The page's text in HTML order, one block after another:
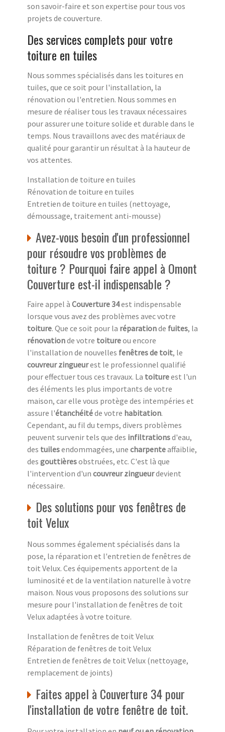
son savoir-faire et son expertise pour tous vos
projets de couverture.
Des services complets pour votre
toiture en tuiles
Nous sommes spécialisés dans les toitures en
tuiles, que ce soit pour l'installation, la
rénovation ou l'entretien. Nous sommes en
mesure de réaliser tous les travaux nécessaires
pour assurer une toiture solide et durable dans le
temps. Nous travaillons avec des matériaux de
qualité pour garantir un résultat à la hauteur de
vos attentes.
Installation de toiture en tuiles
Rénovation de toiture en tuiles
Entretien de toiture en tuiles (nettoyage,
démoussage, traitement anti-mousse)
Avez-vous besoin d'un professionnel
pour résoudre vos problèmes de
toiture ? Pourquoi faire appel à Omont
Couverture est-il indispensable ?
Faire appel à Couverture 34est indispensable
lorsque vous avez des problèmes avec votre
toiture. Que ce soit pour la réparationde fuites, la
rénovationde votre toitureou encore
l'installation de nouvelles fenêtres de toit, le
couvreur zingueurest le professionnel qualifié
pour effectuer tous ces travaux. La toitureest l'un
des éléments les plus importants de votre
maison, car elle vous protège des intempéries et
assure l'étanchéitéde votre habitation.
Cependant, au fil du temps, divers problèmes
peuvent survenir tels que des infiltrationsd'eau,
des tuilesendommagées, une charpenteaffaiblie,
des gouttièresobstruées, etc. C'est là que
l'intervention d'un couvreur zingueurdevient
nécessaire.
Des solutions pour vos fenêtres de
toit Velux
Nous sommes également spécialisés dans la
pose, la réparation et l'entretien de fenêtres de
toit Velux. Ces équipements apportent de la
luminosité et de la ventilation naturelle à votre
maison. Nous vous proposons des solutions sur
mesure pour l'installation de fenêtres de toit
Velux adaptées à votre toiture.
Installation de fenêtres de toit Velux
Réparation de fenêtres de toit Velux
Entretien de fenêtres de toit Velux (nettoyage,
remplacement de joints)
Faites appel à Couverture 34 pour
l'installation de votre fenêtre de toit.